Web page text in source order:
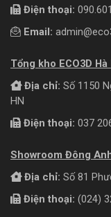
Điện thoại:
Email:
Tổng kho ECO3D Hà
Địa chỉ: Số 1150
HN
Điện thoại: 037
Showroom Đông
Địa chỉ: Số 81
Điện thoại: (024)